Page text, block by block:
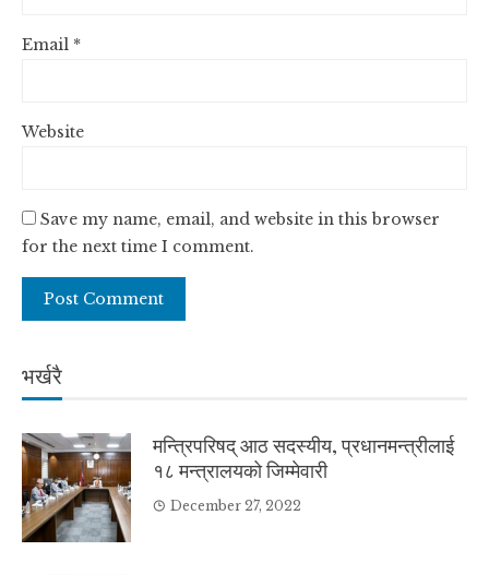
Email *
Website
Save my name, email, and website in this browser
for the next time I comment.
भर्खरै
मन्त्रिपरिषद् आठ सदस्यीय, प्रधानमन्त्रीलाई
१८ मन्त्रालयको जिम्मेवारी
December 27, 2022